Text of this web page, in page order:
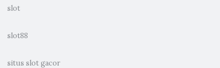
slot
slot88
situs slot gacor